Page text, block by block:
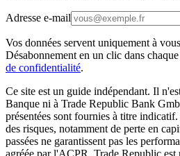
Adresse e-mail
Vos données servent uniquement à
Désabonnement en un clic dans
de confidentialité.
Ce site est un guide indépendant. Il
Banque ni à Trade Republic Bank
présentées sont fournies à titre
des risques, notamment de perte en
passées ne garantissent pas les
agréée par l'ACPR. Trade Republic est